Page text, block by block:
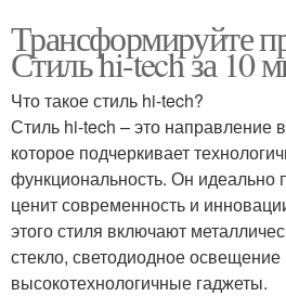
Трансформируйте
Стиль hi-tech за 10
Что такое стиль hi-tech?
Стиль hi-tech – это направление
которое подчеркивает
функциональность. Он идеально
ценит современность и
этого стиля включают
стекло, светодиодное освещение
высокотехнологичные гаджеты.